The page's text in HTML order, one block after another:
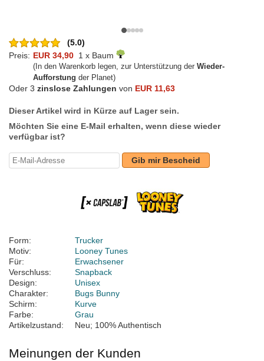
(5.0)
Preis: EUR 34,90 1 x Baum
(In den Warenkorb legen, zur Unterstützung der Wieder-
Aufforstung der Planet)
Oder 3 zinslose Zahlungen von EUR 11,63
Dieser Artikel wird in Kürze auf Lager sein.
Möchten Sie eine E-Mail erhalten, wenn diese wieder
verfügbar ist?
Gib mir Bescheid
Form:
Trucker
Motiv:
Looney Tunes
Für:
Erwachsener
Verschluss:
Snapback
Design:
Unisex
Charakter:
Bugs Bunny
Schirm:
Kurve
Farbe:
Grau
Artikelzustand:
Neu; 100% Authentisch
Meinungen der Kunden